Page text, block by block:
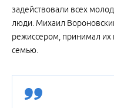
задействовали всех
люди. Михаил
режиссером, принимал их
семью.